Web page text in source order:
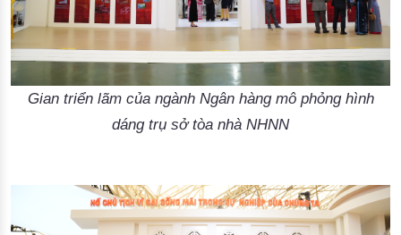
Gian triển lãm của ngành Ngân hàng mô phỏng hình
dáng trụ sở tòa nhà NHNN